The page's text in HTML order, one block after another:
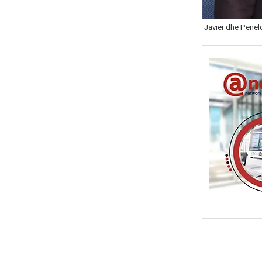
Javier dhe